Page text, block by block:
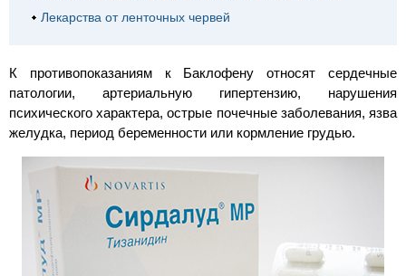
Лекарства от ленточных червей
К противопоказаниям к Баклофену относят сердечные
патологии, артериальную гипертензию, нарушения
психического характера, острые почечные заболевания, язва
желудка, период беременности или кормление грудью.